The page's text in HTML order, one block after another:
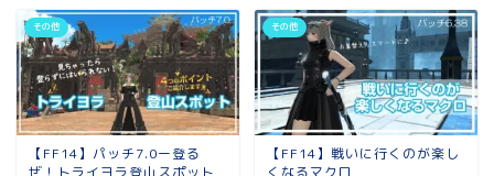
その他
【FF14】パッチ7.0ー登る
ぜ！トライヨラ登山スポット
その他
【FF14】戦いに行くのが楽し
くなるマクロ